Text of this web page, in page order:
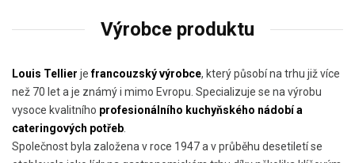
Výrobce produktu
Louis Tellier jefrancouzský výrobce, který působí na trhu již více
než 70 let a je známý i mimo Evropu. Specializuje se na výrobu
vysoce kvalitního profesionálního kuchyňského nádobí a
cateringových potřeb.
Společnost byla založena v roce 1947 a v průběhu desetiletí se